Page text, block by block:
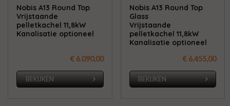
Nobis A13 Round Top
Vrijstaande
pelletkachel 11,8kW
Kanalisatie optioneel
€ 6.090,00
BEKIJKEN
Nobis A13 Round Top
Glass
Vrijstaande
pelletkachel 11,8kW
Kanalisatie optioneel
€ 6.455,00
BEKIJKEN